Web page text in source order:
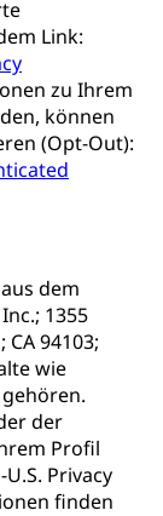
Link:
zu Ihrem
können
(Opt-Out):
dem
1355
94103;
wie
der
Profil
Privacy
finden